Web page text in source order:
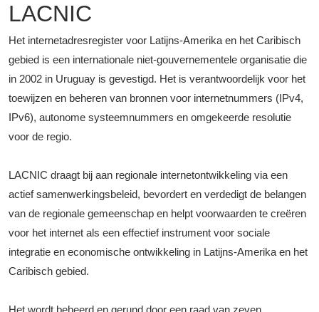
LACNIC
Het internetadresregister voor Latijns-Amerika en het Caribisch
gebied is een internationale niet-gouvernementele organisatie die
in 2002 in Uruguay is gevestigd. Het is verantwoordelijk voor het
toewijzen en beheren van bronnen voor internetnummers (IPv4,
IPv6), autonome systeemnummers en omgekeerde resolutie
voor de regio.
LACNIC draagt bij aan regionale internetontwikkeling via een
actief samenwerkingsbeleid, bevordert en verdedigt de belangen
van de regionale gemeenschap en helpt voorwaarden te creëren
voor het internet als een effectief instrument voor sociale
integratie en economische ontwikkeling in Latijns-Amerika en het
Caribisch gebied.
Het wordt beheerd en gerund door een raad van zeven